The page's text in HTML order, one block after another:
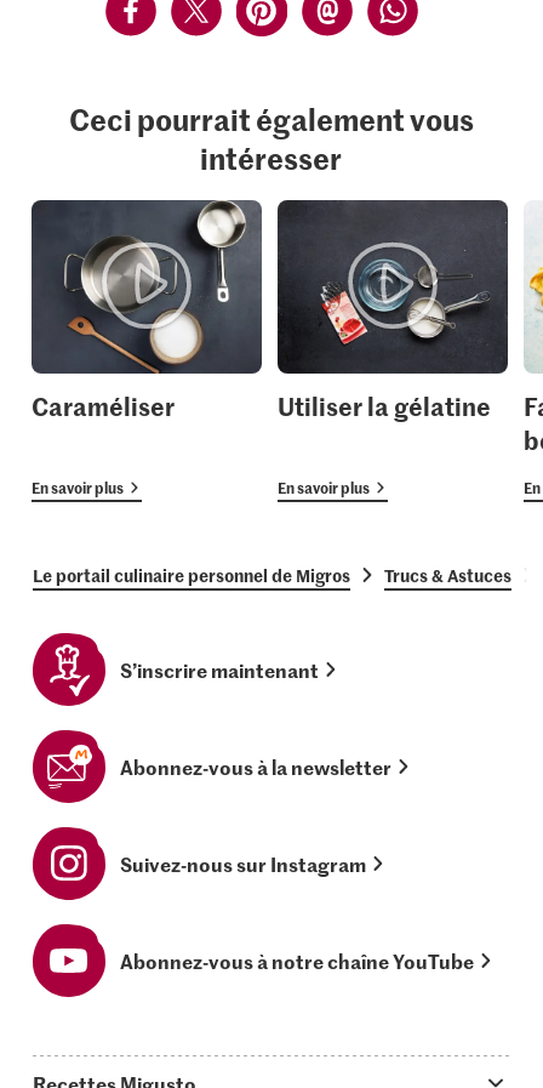
Ceci pourrait également vous
intéresser
Caraméliser
En savoir plus
Utiliser la gélatine
En savoir plus
Le portail culinaire personnel de Migros Trucs & Astuces
S’inscrire maintenant
Abonnez-vous à la newsletter
Suivez-nous sur Instagram
Abonnez-vous à notre chaîne YouTube